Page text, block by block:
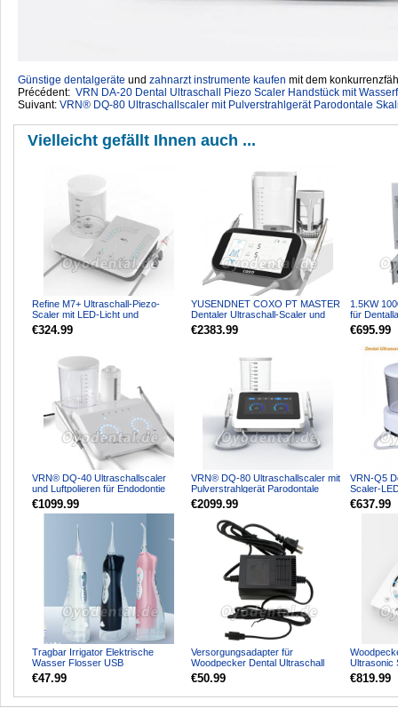
Günstige dentalgeräte ‎ und zahnarzt instrumente kaufen mit dem
Précédent: VRN DA-20 Dental Ultraschall Piezo Scaler Handstück mit
Suivant: VRN® DQ-80 Ultraschallscaler mit Pulverstrahlgerät Parodontale
Vielleicht gefällt Ihnen auch ...
Refine M7+ Ultraschall-Piezo-
Scaler mit LED-Licht und
Wasserflasche
€324.99
YUSENDNET COXO PT MASTER
Dentaler Ultraschall-Scaler und
Air-Polisher-Luftstromm...
€2383.99
1.5KW
für
€695.99
VRN® DQ-40 Ultraschallscaler
und Luftpolieren für Endodontie
Parodontale Skalier...
€1099.99
VRN® DQ-80 Ultraschallscaler mit
Pulverstrahlgerät Parodontale
Skalierung Wurzel...
€2099.99
VRN-Q5
Scaler-
€637.99
Tragbar Irrigator Elektrische
Wasser Flosser USB
Wiederaufladbar Wasserdicht
€47.99
Versorgungsadapter für
Woodpecker Dental Ultraschall
Scaler Power 110V 220V AC
€50.99
Ultrasonic
€819.99